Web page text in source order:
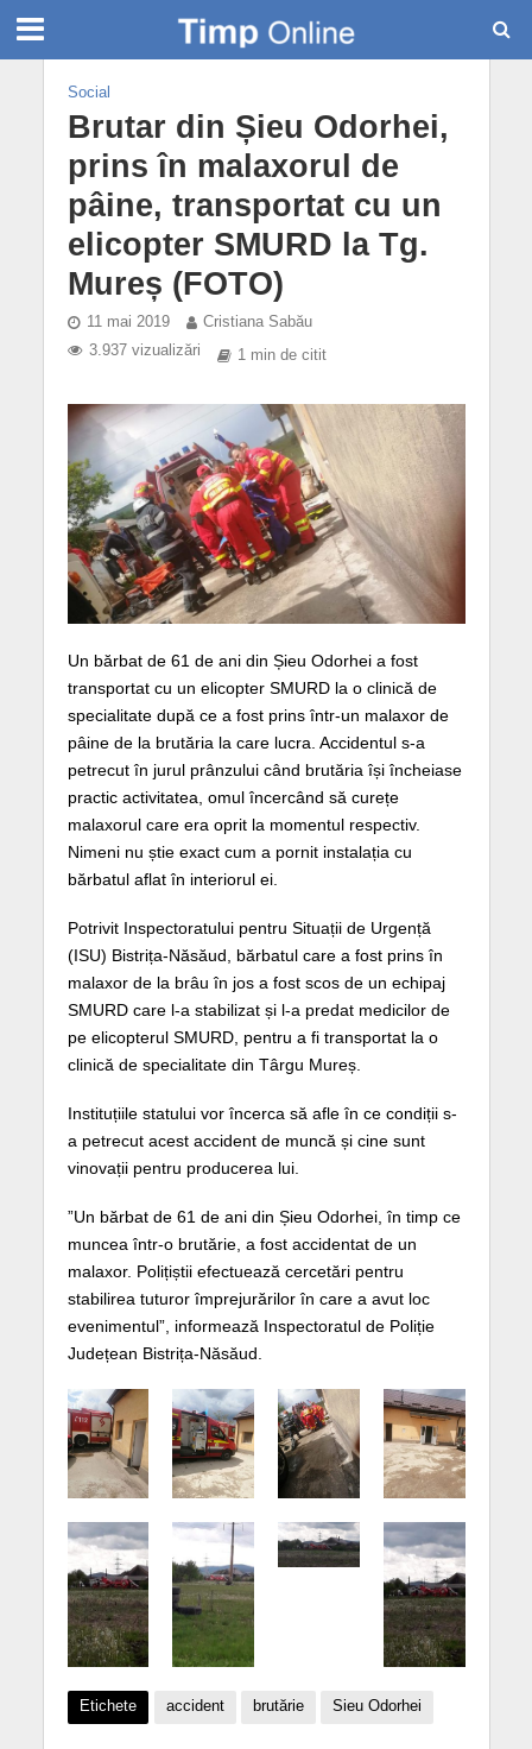
Social
Brutar din Șieu Odorhei,
prins în malaxorul de
pâine, transportat cu un
elicopter SMURD la Tg.
Mureș (FOTO)
11 mai 2019
Cristiana Sabău
3.937 vizualizări
1 min de citit
Un bărbat de 61 de ani din Șieu Odorhei a fost
transportat cu un elicopter SMURD la o clinică de
specialitate după ce a fost prins într-un malaxor de
pâine de la brutăria la care lucra. Accidentul s-a
petrecut în jurul prânzului când brutăria își încheiase
practic activitatea, omul încercând să curețe
malaxorul care era oprit la momentul respectiv.
Nimeni nu știe exact cum a pornit instalația cu
bărbatul aflat în interiorul ei.
Potrivit Inspectoratului pentru Situații de Urgență
(ISU) Bistrița-Năsăud, bărbatul care a fost prins în
malaxor de la brâu în jos a fost scos de un echipaj
SMURD care l-a stabilizat și l-a predat medicilor de
pe elicopterul SMURD, pentru a fi transportat la o
clinică de specialitate din Târgu Mureș.
Instituțiile statului vor încerca să afle în ce condiții s-
a petrecut acest accident de muncă și cine sunt
vinovații pentru producerea lui.
”Un bărbat de 61 de ani din Șieu Odorhei, în timp ce
muncea într-o brutărie, a fost accidentat de un
malaxor. Polițiștii efectuează cercetări pentru
stabilirea tuturor împrejurărilor în care a avut loc
evenimentul”, informează Inspectoratul de Poliție
Județean Bistrița-Năsăud.
Etichete accident brutărie Sieu Odorhei